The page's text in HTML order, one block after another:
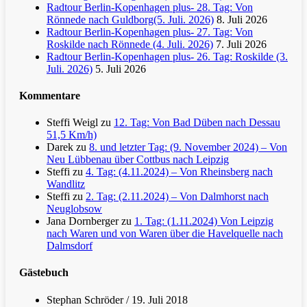
Radtour Berlin-Kopenhagen plus- 28. Tag: Von
Rönnede nach Guldborg(5. Juli. 2026) 8. Juli 2026
Radtour Berlin-Kopenhagen plus- 27. Tag: Von
Roskilde nach Rönnede (4. Juli. 2026) 7. Juli 2026
Radtour Berlin-Kopenhagen plus- 26. Tag: Roskilde (3.
Juli. 2026) 5. Juli 2026
Kommentare
Steffi Weigl zu 12. Tag: Von Bad Düben nach Dessau
51,5 Km/h)
Darek zu 8. und letzter Tag: (9. November 2024) – Von
Neu Lübbenau über Cottbus nach Leipzig
Steffi zu 4. Tag: (4.11.2024) – Von Rheinsberg nach
Wandlitz
Steffi zu 2. Tag: (2.11.2024) – Von Dalmhorst nach
Neuglobsow
Jana Dornbergerzu 1. Tag: (1.11.2024) Von Leipzig
nach Waren und von Waren über die Havelquelle nach
Dalmsdorf
Gästebuch
Stephan Schröder/ 19. Juli 2018